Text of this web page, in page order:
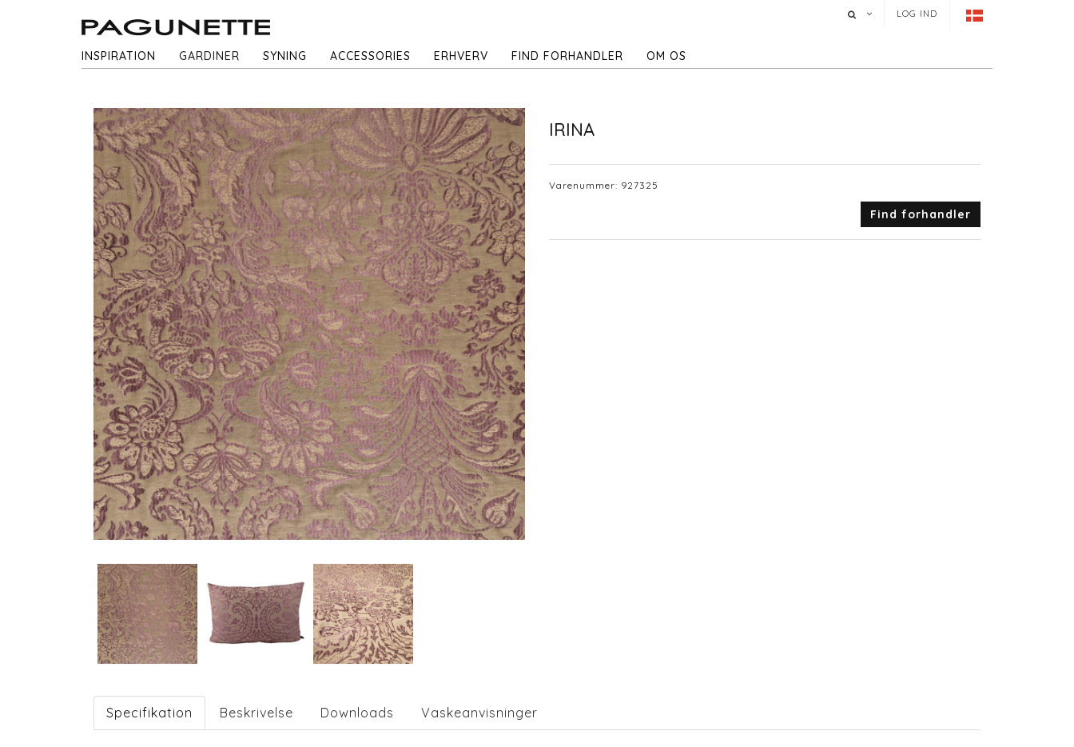
LOG IND
INSPIRATION GARDINER SYNING ACCESSORIES ERHVERV FIND FORHANDLER OM OS
IRINA
Varenummer: 927325
Find forhandler
Specifikation Beskrivelse Downloads Vaskeanvisninger